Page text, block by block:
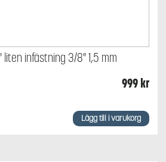
liten infästning 3/8" 1,5 mm
999kr
Lägg till i varukorg